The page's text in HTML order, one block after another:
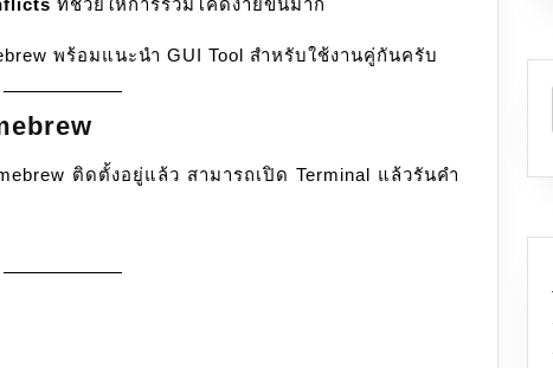
/ที่ช่วยให้การรวมโค้ดง่ายขึ้นมาก
พร้อมแนะนำ GUI Tool สำหรับใช้งานคู่กันครับ
ติดตั้งอยู่แล้ว สามารถเปิด Terminal แล้วรันคำ